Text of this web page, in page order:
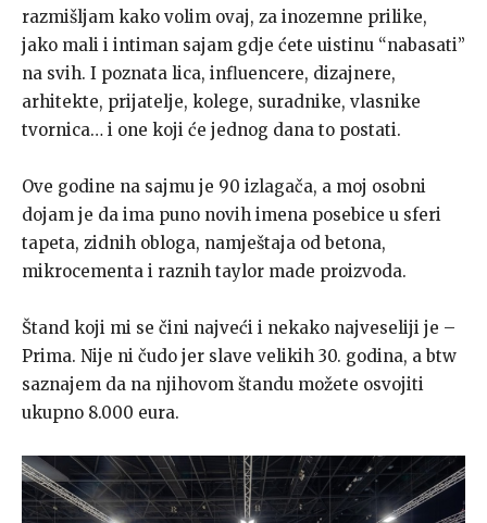
razmišljam kako volim ovaj, za inozemne prilike,
jako mali i intiman sajam gdje ćete uistinu “nabasati”
na svih. I poznata lica, influencere, dizajnere,
arhitekte, prijatelje, kolege, suradnike, vlasnike
tvornica… i one koji će jednog dana to postati.
Ove godine na sajmu je 90 izlagača, a moj osobni
dojam je da ima puno novih imena posebice u sferi
tapeta, zidnih obloga, namještaja od betona,
mikrocementa i raznih taylor made proizvoda.
Štand koji mi se čini najveći i nekako najveseliji je –
Prima. Nije ni čudo jer slave velikih 30. godina, a btw
saznajem da na njihovom štandu možete osvojiti
ukupno 8.000 eura.